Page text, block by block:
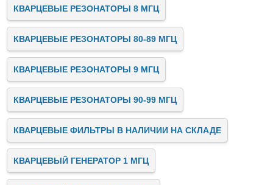
КВАРЦЕВЫЕ РЕЗОНАТОРЫ 8 МГЦ
КВАРЦЕВЫЕ РЕЗОНАТОРЫ 80-89 МГЦ
КВАРЦЕВЫЕ РЕЗОНАТОРЫ 9 МГЦ
КВАРЦЕВЫЕ РЕЗОНАТОРЫ 90-99 МГЦ
КВАРЦЕВЫЕ ФИЛЬТРЫ В НАЛИЧИИ НА СКЛАДЕ
КВАРЦЕВЫЙ ГЕНЕРАТОР 1 МГЦ